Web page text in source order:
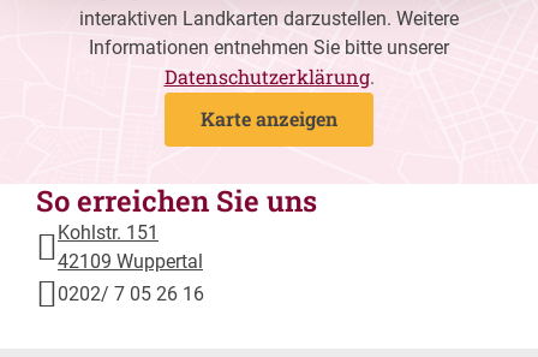
interaktiven Landkarten darzustellen. Weitere
Informationen entnehmen Sie bitte unserer
Datenschutzerklärung.
Karte anzeigen
So erreichen Sie uns
Kohlstr. 151
42109 Wuppertal
0202/ 7 05 26 16